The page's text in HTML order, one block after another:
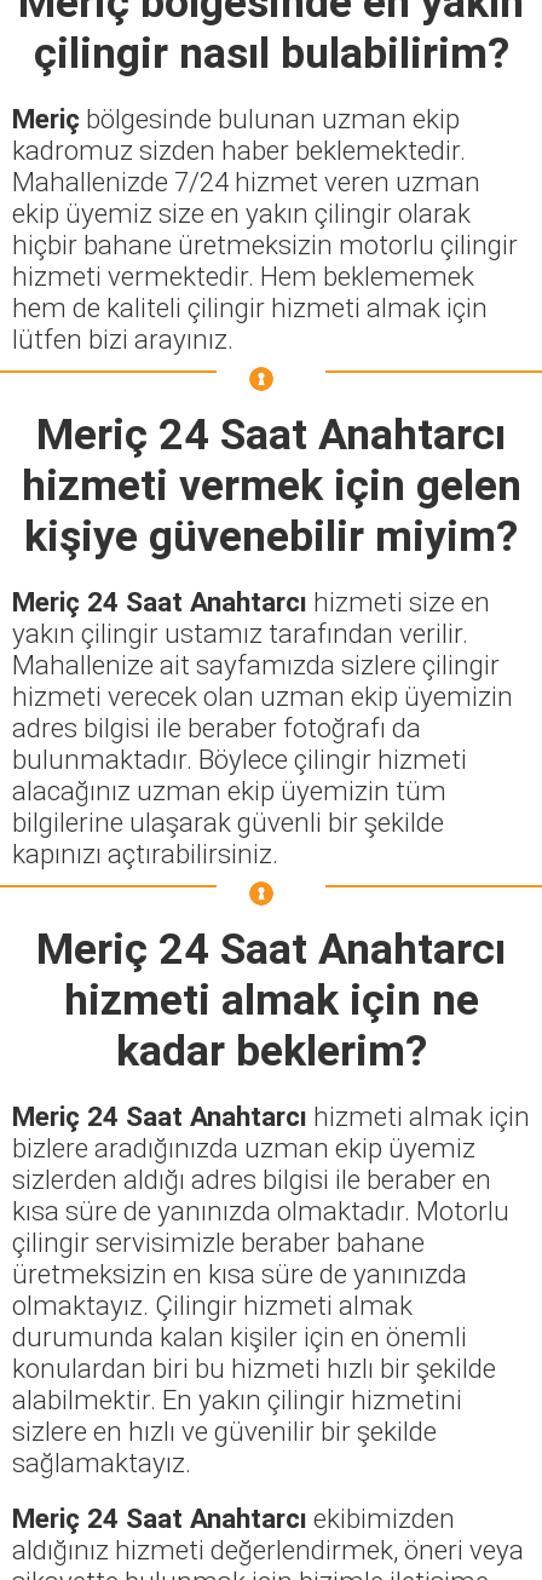
çilingir nasıl bulabilirim?
Meriç bölgesinde bulunan uzman ekip
kadromuz sizden haber beklemektedir.
Mahallenizde 7/24 hizmet veren uzman
ekip üyemiz size en yakın çilingir olarak
hiçbir bahane üretmeksizin motorlu çilingir
hizmeti vermektedir. Hem beklememek
hem de kaliteli çilingir hizmeti almak için
lütfen bizi arayınız.
Meriç 24 Saat Anahtarcı
hizmeti vermek için gelen
kişiye güvenebilir miyim?
Meriç 24 Saat Anahtarcı hizmeti size en
yakın çilingir ustamız tarafından verilir.
Mahallenize ait sayfamızda sizlere çilingir
hizmeti verecek olan uzman ekip üyemizin
adres bilgisi ile beraber fotoğrafı da
bulunmaktadır. Böylece çilingir hizmeti
alacağınız uzman ekip üyemizin tüm
bilgilerine ulaşarak güvenli bir şekilde
kapınızı açtırabilirsiniz.
Meriç 24 Saat Anahtarcı
hizmeti almak için ne
kadar beklerim?
Meriç 24 Saat Anahtarcı hizmeti almak için
bizlere aradığınızda uzman ekip üyemiz
sizlerden aldığı adres bilgisi ile beraber en
kısa süre de yanınızda olmaktadır. Motorlu
çilingir servisimizle beraber bahane
üretmeksizin en kısa süre de yanınızda
olmaktayız. Çilingir hizmeti almak
durumunda kalan kişiler için en önemli
konulardan biri bu hizmeti hızlı bir şekilde
alabilmektir. En yakın çilingir hizmetini
sizlere en hızlı ve güvenilir bir şekilde
sağlamaktayız.
Meriç 24 Saat Anahtarcı ekibimizden
aldığınız hizmeti değerlendirmek, öneri veya